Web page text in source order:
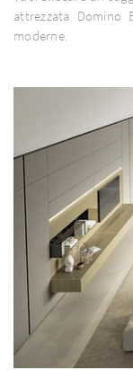
attrezzata Domino
moderne.